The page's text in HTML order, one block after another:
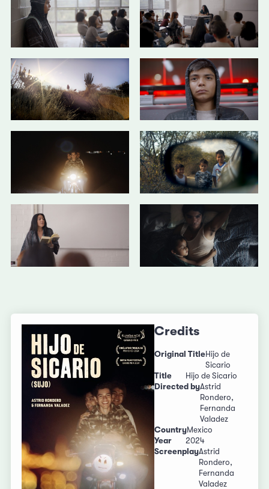
Credits
Original TitleHijo de
Sicario
Title
Hijo de Sicario
Directed byAstrid
Rondero,
Fernanda
Valadez
CountryMexico
Year
2024
ScreenplayAstrid
Rondero,
Fernanda
Valadez